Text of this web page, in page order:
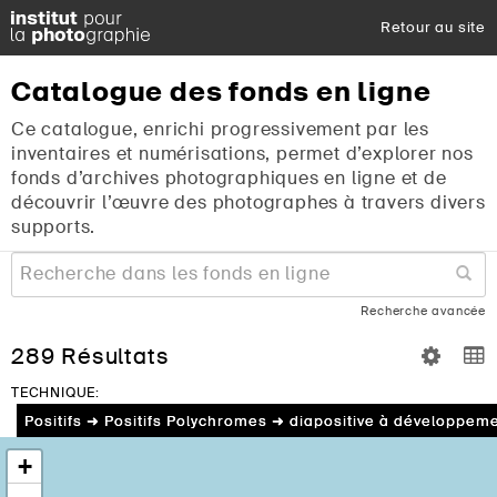
Retour au site
Catalogue des fonds en ligne
Ce catalogue, enrichi progressivement par les
inventaires et numérisations, permet d’explorer nos
fonds d’archives photographiques en ligne et de
découvrir l’œuvre des photographes à travers divers
supports.
Recherche avancée
289 Résultats
TECHNIQUE:
Positifs ➜ Positifs Polychromes ➜ diapositive à
+